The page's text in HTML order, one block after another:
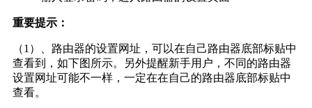
重要提示：
（1）、路由器的设置网址，可以在自己路由器底部标贴中
查看到，如下图所示。另外提醒新手用户，不同的路由器
设置网址可能不一样，一定在在自己的路由器底部标贴中
查看。